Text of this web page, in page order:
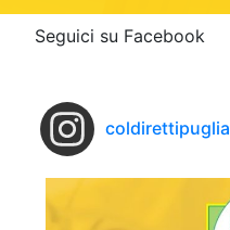
Seguici su Facebook
coldirettipuglia